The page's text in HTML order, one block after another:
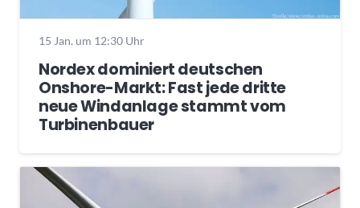
15 Jan. um 12:30 Uhr
Nordex dominiert deutschen
Onshore-Markt: Fast jede dritte
neue Windanlage stammt vom
Turbinenbauer